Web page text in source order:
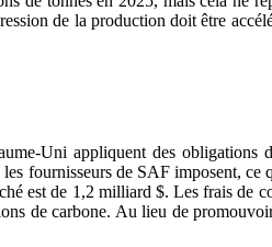
de la production doit être
Uni appliquent des
fournisseurs de SAF imposent,
est de 1,2 milliard $. Les frais
de carbone. Au lieu de